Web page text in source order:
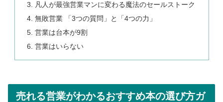
凡人が最強営業マンに変わる魔法のセールストーク
無敗営業 「3つの質問」と「4つの力」
営業は台本が9割
営業はいらない
売れる営業がわかるおすすめ本の選び方ガ